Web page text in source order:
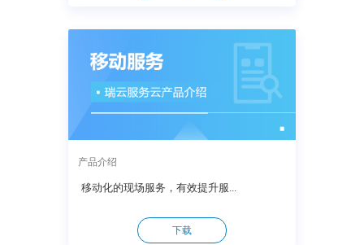
产品介绍
移动化的现场服务，有效提升服...
下载